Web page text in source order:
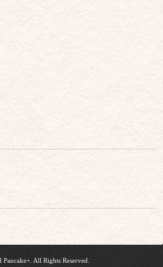
Pancake+. All Rights Reserved.